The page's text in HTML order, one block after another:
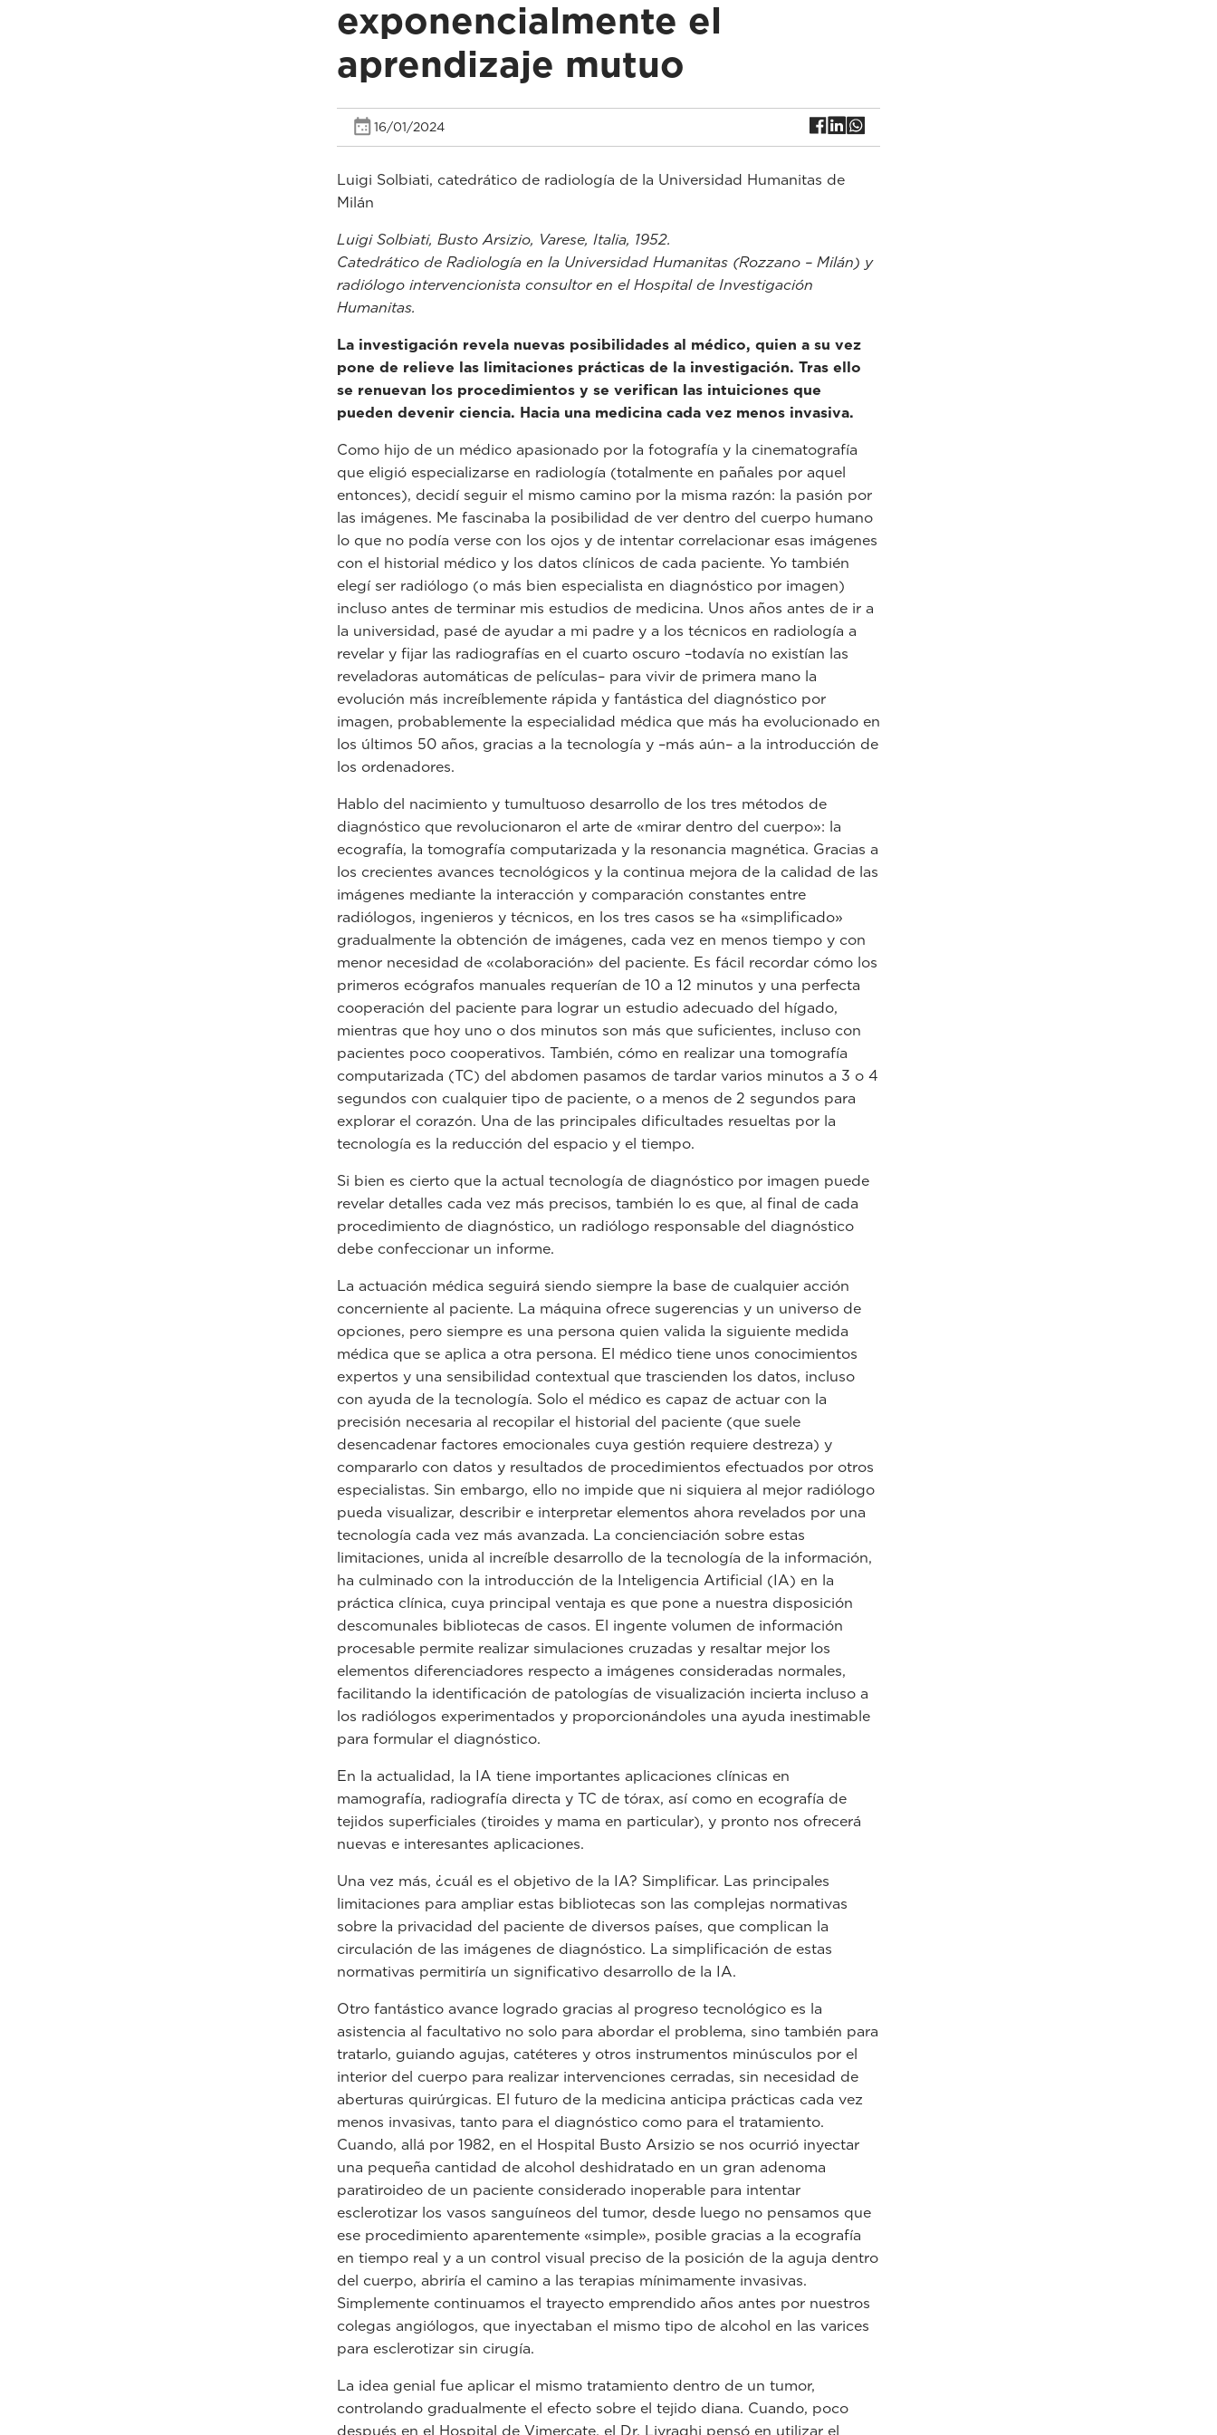
exponencialmente el
aprendizaje mutuo
16/01/2024
Luigi Solbiati, catedrático de radiología de la Universidad Humanitas de
Milán
Luigi Solbiati, Busto Arsizio, Varese, Italia, 1952.
Catedrático de Radiología en la Universidad Humanitas (Rozzano – Milán) y
radiólogo intervencionista consultor en el Hospital de Investigación
Humanitas.
La investigación revela nuevas posibilidades al médico, quien a su vez
pone de relieve las limitaciones prácticas de la investigación. Tras ello
se renuevan los procedimientos y se verifican las intuiciones que
pueden devenir ciencia. Hacia una medicina cada vez menos invasiva.
Como hijo de un médico apasionado por la fotografía y la cinematografía
que eligió especializarse en radiología (totalmente en pañales por aquel
entonces), decidí seguir el mismo camino por la misma razón: la pasión por
las imágenes. Me fascinaba la posibilidad de ver dentro del cuerpo humano
lo que no podía verse con los ojos y de intentar correlacionar esas imágenes
con el historial médico y los datos clínicos de cada paciente. Yo también
elegí ser radiólogo (o más bien especialista en diagnóstico por imagen)
incluso antes de terminar mis estudios de medicina. Unos años antes de ir a
la universidad, pasé de ayudar a mi padre y a los técnicos en radiología a
revelar y fijar las radiografías en el cuarto oscuro –todavía no existían las
reveladoras automáticas de películas– para vivir de primera mano la
evolución más increíblemente rápida y fantástica del diagnóstico por
imagen, probablemente la especialidad médica que más ha evolucionado en
los últimos 50 años, gracias a la tecnología y –más aún– a la introducción de
los ordenadores.
Hablo del nacimiento y tumultuoso desarrollo de los tres métodos de
diagnóstico que revolucionaron el arte de «mirar dentro del cuerpo»: la
ecografía, la tomografía computarizada y la resonancia magnética. Gracias a
los crecientes avances tecnológicos y la continua mejora de la calidad de las
imágenes mediante la interacción y comparación constantes entre
radiólogos, ingenieros y técnicos, en los tres casos se ha «simplificado»
gradualmente la obtención de imágenes, cada vez en menos tiempo y con
menor necesidad de «colaboración» del paciente. Es fácil recordar cómo los
primeros ecógrafos manuales requerían de 10 a 12 minutos y una perfecta
cooperación del paciente para lograr un estudio adecuado del hígado,
mientras que hoy uno o dos minutos son más que suficientes, incluso con
pacientes poco cooperativos. También, cómo en realizar una tomografía
computarizada (TC) del abdomen pasamos de tardar varios minutos a 3 o 4
segundos con cualquier tipo de paciente, o a menos de 2 segundos para
explorar el corazón. Una de las principales dificultades resueltas por la
tecnología es la reducción del espacio y el tiempo.
Si bien es cierto que la actual tecnología de diagnóstico por imagen puede
revelar detalles cada vez más precisos, también lo es que, al final de cada
procedimiento de diagnóstico, un radiólogo responsable del diagnóstico
debe confeccionar un informe.
La actuación médica seguirá siendo siempre la base de cualquier acción
concerniente al paciente. La máquina ofrece sugerencias y un universo de
opciones, pero siempre es una persona quien valida la siguiente medida
médica que se aplica a otra persona. El médico tiene unos conocimientos
expertos y una sensibilidad contextual que trascienden los datos, incluso
con ayuda de la tecnología. Solo el médico es capaz de actuar con la
precisión necesaria al recopilar el historial del paciente (que suele
desencadenar factores emocionales cuya gestión requiere destreza) y
compararlo con datos y resultados de procedimientos efectuados por otros
especialistas. Sin embargo, ello no impide que ni siquiera al mejor radiólogo
pueda visualizar, describir e interpretar elementos ahora revelados por una
tecnología cada vez más avanzada. La concienciación sobre estas
limitaciones, unida al increíble desarrollo de la tecnología de la información,
ha culminado con la introducción de la Inteligencia Artificial (IA) en la
práctica clínica, cuya principal ventaja es que pone a nuestra disposición
descomunales bibliotecas de casos. El ingente volumen de información
procesable permite realizar simulaciones cruzadas y resaltar mejor los
elementos diferenciadores respecto a imágenes consideradas normales,
facilitando la identificación de patologías de visualización incierta incluso a
los radiólogos experimentados y proporcionándoles una ayuda inestimable
para formular el diagnóstico.
En la actualidad, la IA tiene importantes aplicaciones clínicas en
mamografía, radiografía directa y TC de tórax, así como en ecografía de
tejidos superficiales (tiroides y mama en particular), y pronto nos ofrecerá
nuevas e interesantes aplicaciones.
Una vez más, ¿cuál es el objetivo de la IA? Simplificar. Las principales
limitaciones para ampliar estas bibliotecas son las complejas normativas
sobre la privacidad del paciente de diversos países, que complican la
circulación de las imágenes de diagnóstico. La simplificación de estas
normativas permitiría un significativo desarrollo de la IA.
Otro fantástico avance logrado gracias al progreso tecnológico es la
asistencia al facultativo no solo para abordar el problema, sino también para
tratarlo, guiando agujas, catéteres y otros instrumentos minúsculos por el
interior del cuerpo para realizar intervenciones cerradas, sin necesidad de
aberturas quirúrgicas. El futuro de la medicina anticipa prácticas cada vez
menos invasivas, tanto para el diagnóstico como para el tratamiento.
Cuando, allá por 1982, en el Hospital Busto Arsizio se nos ocurrió inyectar
una pequeña cantidad de alcohol deshidratado en un gran adenoma
paratiroideo de un paciente considerado inoperable para intentar
esclerotizar los vasos sanguíneos del tumor, desde luego no pensamos que
ese procedimiento aparentemente «simple», posible gracias a la ecografía
en tiempo real y a un control visual preciso de la posición de la aguja dentro
del cuerpo, abriría el camino a las terapias mínimamente invasivas.
Simplemente continuamos el trayecto emprendido años antes por nuestros
colegas angiólogos, que inyectaban el mismo tipo de alcohol en las varices
para esclerotizar sin cirugía.
La idea genial fue aplicar el mismo tratamiento dentro de un tumor,
controlando gradualmente el efecto sobre el tejido diana. Cuando, poco
después en el Hospital de Vimercate, el Dr. Livraghi pensó en utilizar el